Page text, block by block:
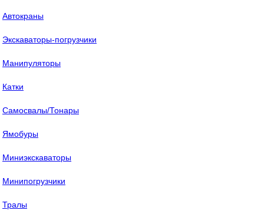
Автокраны
Экскаваторы-погрузчики
Манипуляторы
Катки
Самосвалы/Тонары
Ямобуры
Миниэкскаваторы
Минипогрузчики
Тралы